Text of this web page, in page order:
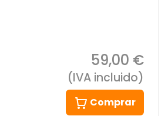
59,00 €
(IVA incluido)
Comprar